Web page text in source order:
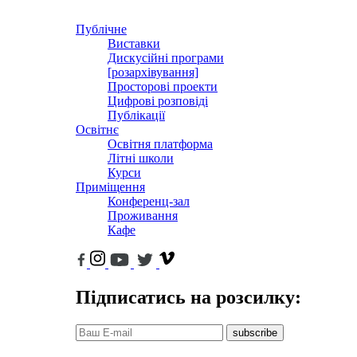
Публічне
Виставки
Дискусійні програми
[розархівування]
Просторові проекти
Цифрові розповіді
Публікації
Освітнє
Освітня платформа
Літні школи
Курси
Приміщення
Конференц-зал
Проживання
Кафе
Підписатись на розсилку:
subscribe